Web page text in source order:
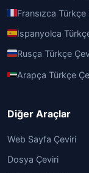
Fransızca Türkçe
İspanyolca
Rusça Türkçe
Arapça Türkçe
Diğer Araçlar
Web Sayfa Çeviri
Dosya Çeviri